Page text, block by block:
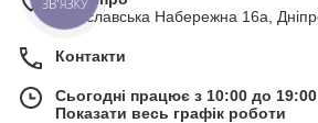
Січеславська Набережна 16а,
Контакти
Сьогодні працює з 10:00 до 19:00
Показати весь графік роботи